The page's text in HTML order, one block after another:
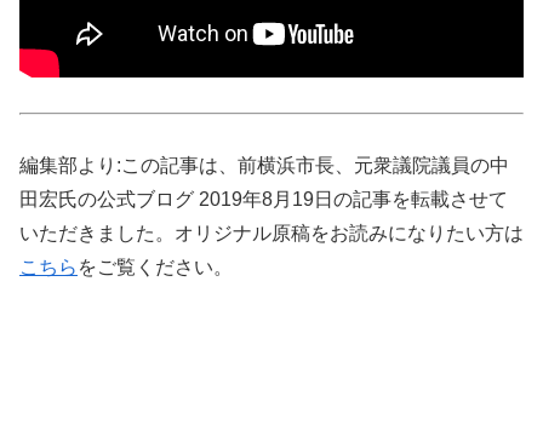
編集部より:この記事は、前横浜市長、元衆議院議員の中
田宏氏の公式ブログ 2019年8月19日の記事を転載させて
いただきました。オリジナル原稿をお読みになりたい方は
こちら をご覧ください。